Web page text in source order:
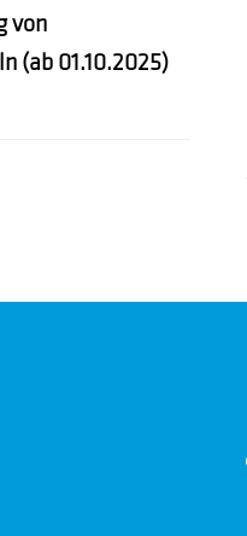
von
(ab 01.10.2025)